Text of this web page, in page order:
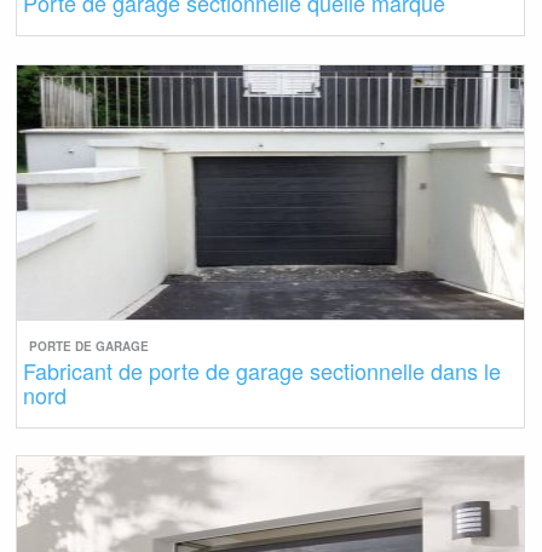
PORTE DE GARAGE
Fabricant de porte de garage sectionnelle dans le
nord